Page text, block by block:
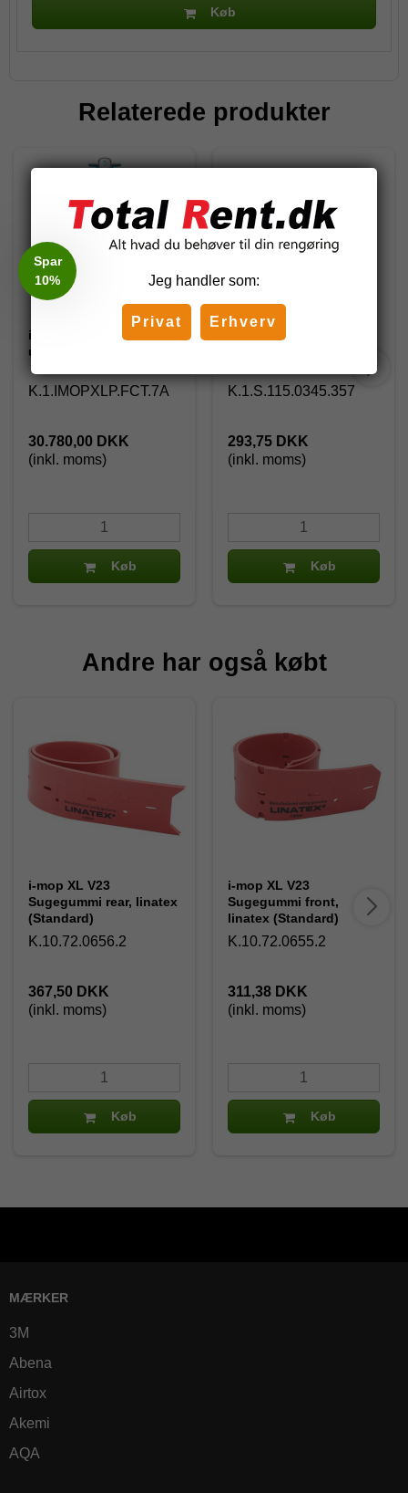
Køb
Relaterede produkter
i-mop XL Plus V22
u/batteri
K.1.IMOPXLP.FCT.7A
30.780,00 DKK
(inkl. moms)
Køb
I-mop 40 pro sidehjul til
K.1.S.115.0345.357
293,75 DKK
(inkl. moms)
Køb
Andre har også købt
i-mop XL V23
Sugegummi rear, linatex
(Standard)
K.10.72.0656.2
367,50 DKK
(inkl. moms)
Køb
i-mop XL V23
Sugegummi front,
linatex (Standard)
K.10.72.0655.2
311,38 DKK
(inkl. moms)
Køb
MÆRKER
3M
Abena
Airtox
Akemi
AQA
Jeg handler som:
Privat Erhverv
Spar
10%